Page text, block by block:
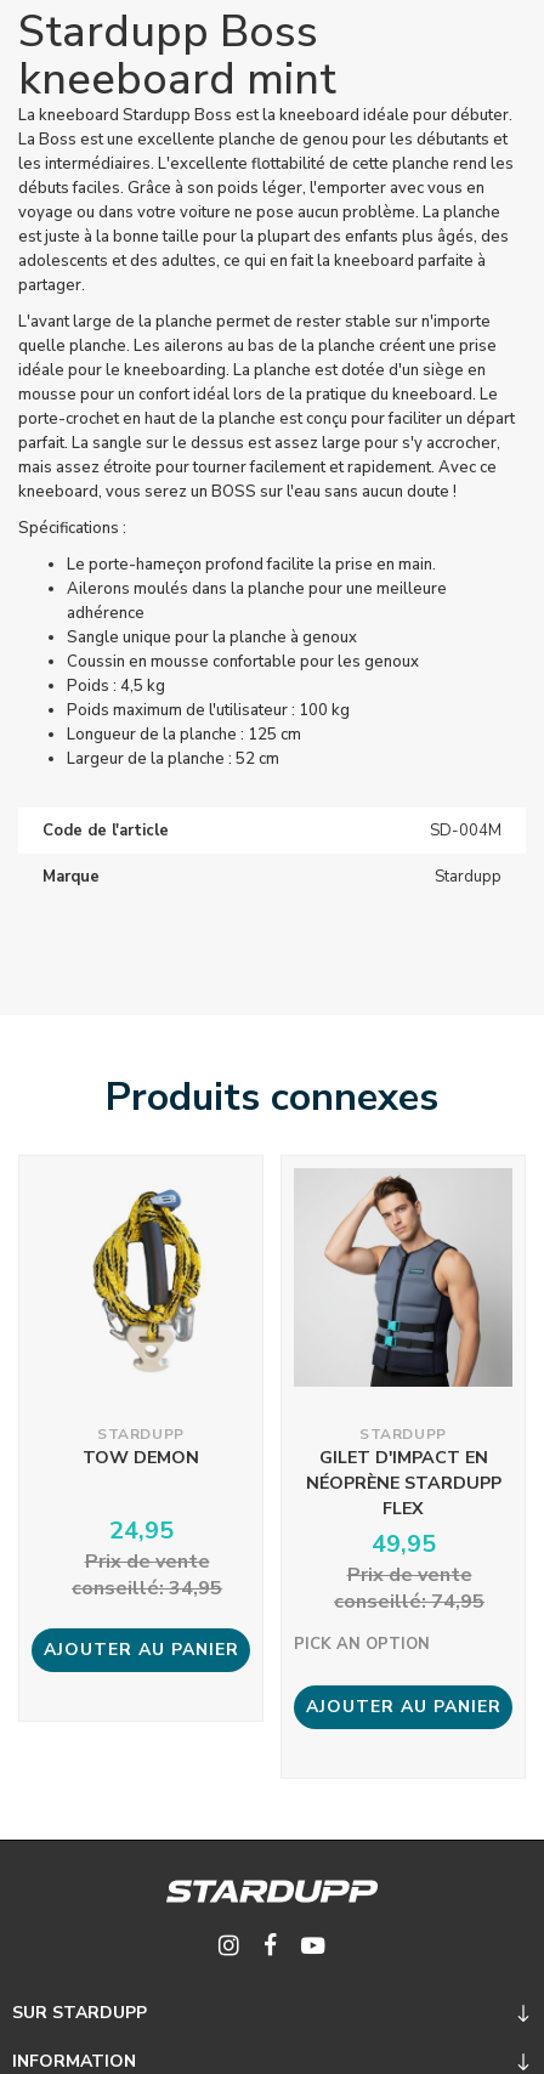
Stardupp Boss
kneeboard mint
La kneeboard Stardupp Boss est la kneeboard idéale pour débuter.
La Boss est une excellente planche de genou pour les débutants et
les intermédiaires. L'excellente flottabilité de cette planche rend les
débuts faciles. Grâce à son poids léger, l'emporter avec vous en
voyage ou dans votre voiture ne pose aucun problème. La planche
est juste à la bonne taille pour la plupart des enfants plus âgés, des
adolescents et des adultes, ce qui en fait la kneeboard parfaite à
partager.
L'avant large de la planche permet de rester stable sur n'importe
quelle planche. Les ailerons au bas de la planche créent une prise
idéale pour le kneeboarding. La planche est dotée d'un siège en
mousse pour un confort idéal lors de la pratique du kneeboard. Le
porte-crochet en haut de la planche est conçu pour faciliter un départ
parfait. La sangle sur le dessus est assez large pour s'y accrocher,
mais assez étroite pour tourner facilement et rapidement. Avec ce
kneeboard, vous serez un BOSS sur l'eau sans aucun doute !
Spécifications :
Le porte-hameçon profond facilite la prise en main.
Ailerons moulés dans la planche pour une meilleure
adhérence
Sangle unique pour la planche à genoux
Coussin en mousse confortable pour les genoux
Poids : 4,5 kg
Poids maximum de l'utilisateur : 100 kg
Longueur de la planche : 125 cm
Largeur de la planche : 52 cm
Code de l'article SD-004M
Marque Stardupp
Produits connexes
STARDUPP
TOW DEMON
24,95
Prix ​​de vente
conseillé: 34,95
AJOUTER AU PANIER
STARDUPP
GILET D'IMPACT EN
NÉOPRÈNE STARDUPP
FLEX
49,95
Prix ​​de vente
conseillé: 74,95
PICK AN OPTION
AJOUTER AU PANIER
SUR STARDUPP
INFORMATION